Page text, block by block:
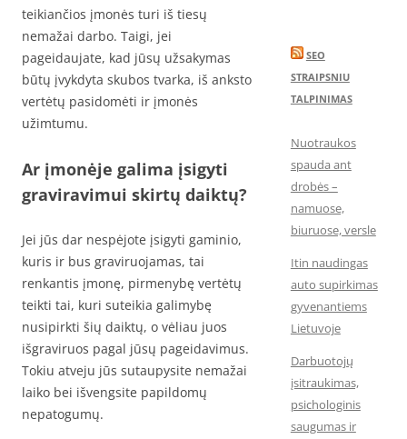
teikiančios įmonės turi iš tiesų
nemažai darbo. Taigi, jei
pageidaujate, kad jūsų užsakymas
būtų įvykdyta skubos tvarka, iš anksto
vertėtų pasidomėti ir įmonės
užimtumu.
Ar įmonėje galima įsigyti
graviravimui skirtų daiktų?
Jei jūs dar nespėjote įsigyti gaminio,
kuris ir bus graviruojamas, tai
renkantis įmonę, pirmenybę vertėtų
teikti tai, kuri suteikia galimybę
nusipirkti šių daiktų, o vėliau juos
išgraviruos pagal jūsų pageidavimus.
Tokiu atveju jūs sutaupysite nemažai
laiko bei išvengsite papildomų
nepatogumų.
SEO
STRAIPSNIU
TALPINIMAS
Nuotraukos
spauda ant
drobės –
namuose,
biuruose, versle
Itin naudingas
auto supirkimas
gyvenantiems
Lietuvoje
Darbuotojų
įsitraukimas,
psichologinis
saugumas ir